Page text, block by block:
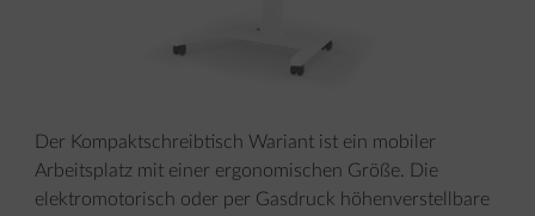
Der Kompaktschreibtisch Wariant ist ein mobiler
Arbeitsplatz mit einer ergonomischen Größe. Die
elektromotorisch oder per Gasdruck höhenverstellbare